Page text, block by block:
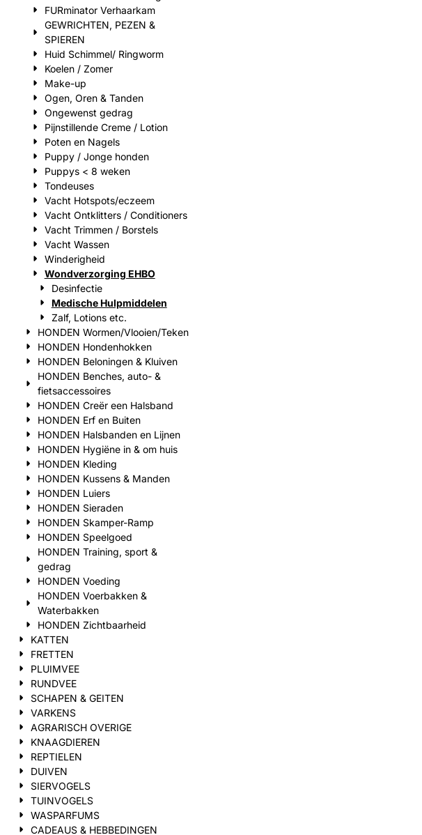
FURminator Verhaarkam
GEWRICHTEN, PEZEN &
SPIEREN
Huid Schimmel/ Ringworm
Koelen / Zomer
Make-up
Ogen, Oren & Tanden
Ongewenst gedrag
Pijnstillende Creme / Lotion
Poten en Nagels
Puppy / Jonge honden
Puppys < 8 weken
Tondeuses
Vacht Hotspots/eczeem
Vacht Ontklitters / Conditioners
Vacht Trimmen / Borstels
Vacht Wassen
Winderigheid
Wondverzorging EHBO
Desinfectie
Medische Hulpmiddelen
Zalf, Lotions etc.
HONDEN Wormen/Vlooien/Teken
HONDEN Hondenhokken
HONDEN Beloningen & Kluiven
HONDEN Benches, auto- &
fietsaccessoires
HONDEN Creër een Halsband
HONDEN Erf en Buiten
HONDEN Halsbanden en Lijnen
HONDEN Hygiëne in & om huis
HONDEN Kleding
HONDEN Kussens & Manden
HONDEN Luiers
HONDEN Sieraden
HONDEN Skamper-Ramp
HONDEN Speelgoed
HONDEN Training, sport &
gedrag
HONDEN Voeding
HONDEN Voerbakken &
Waterbakken
HONDEN Zichtbaarheid
KATTEN
FRETTEN
PLUIMVEE
RUNDVEE
SCHAPEN & GEITEN
VARKENS
AGRARISCH OVERIGE
KNAAGDIEREN
REPTIELEN
DUIVEN
SIERVOGELS
TUINVOGELS
WASPARFUMS
CADEAUS & HEBBEDINGEN